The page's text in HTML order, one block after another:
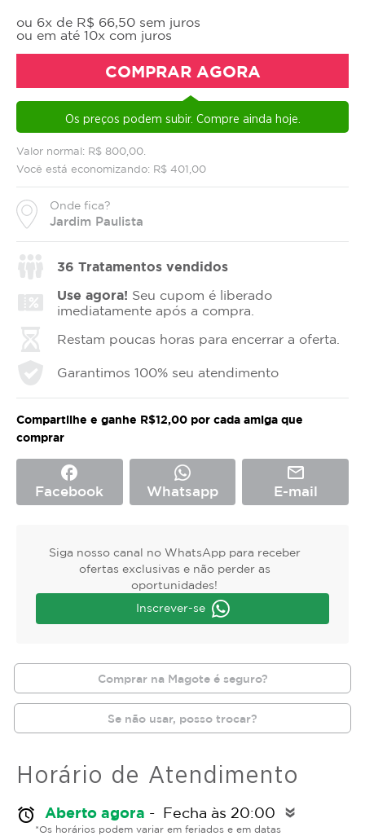
Valor normal: R$ 800,00.
Você está economizando: R$ 401,00
Onde fica?
Jardim Paulista
ou 6x de R$ 66,50 sem juros
ou em até 10x com juros
COMPRAR AGORA
Os preços podem subir. Compre ainda hoje.
36 Tratamentos vendidos
Use agora! Seu cupom é liberado
imediatamente após a compra.
Restam poucas horas para encerrar a oferta.
Garantimos 100% seu atendimento
Compartilhe e ganhe R$12,00 por cada amiga que
comprar
facebook
Facebook Whatsapp
mail_outline
E-mail
Siga nosso canal no WhatsApp para receber
ofertas exclusivas e não perder as
oportunidades!
Inscrever-se
Comprar na Magote é seguro?
Se não usar, posso trocar?
Horário de Atendimento
alarm Aberto agora - Fecha às 20:00 double_arrow
*Os horários podem variar em feriados e em datas